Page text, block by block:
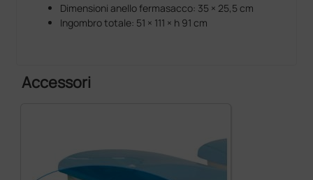
Dimensioni anello fermasacco: 35 × 25,5 cm
Ingombro totale: 51 × 111 × h 91 cm
Accessori